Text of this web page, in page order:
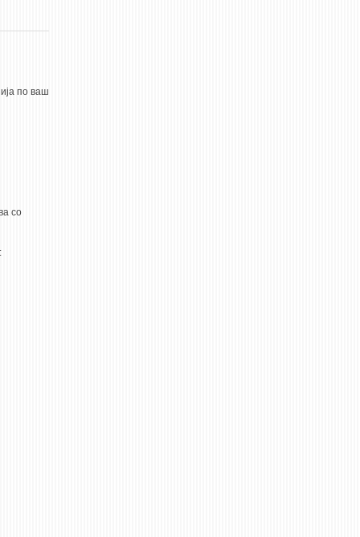
по ваш
со